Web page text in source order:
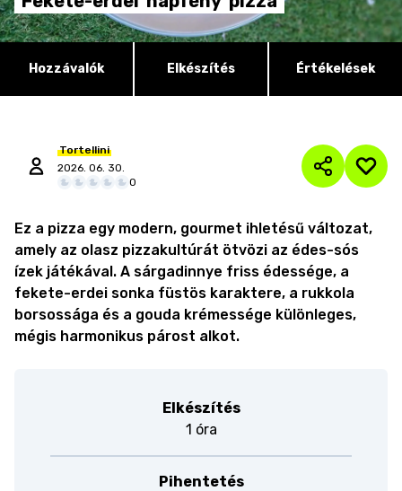
Hozzávalók Elkészítés Értékelések
Tortellini
2026. 06. 30.
0
Ez a pizza egy modern, gourmet ihletésű változat,
amely az olasz pizzakultúrát ötvözi az édes-sós
ízek játékával. A sárgadinnye friss édessége, a
fekete-erdei sonka füstös karaktere, a rukkola
borsossága és a gouda krémessége különleges,
mégis harmonikus párost alkot.
Elkészítés
1 óra
Pihentetés